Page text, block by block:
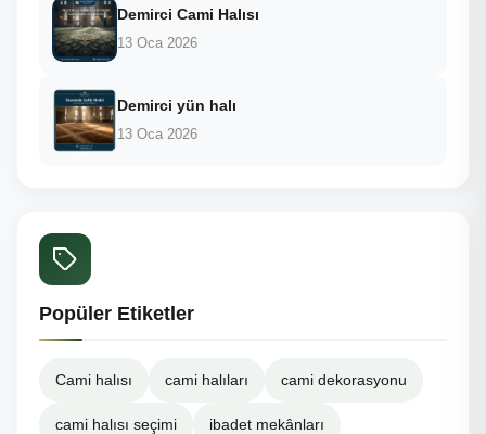
Demirci Cami Halısı
13 Oca 2026
Demirci yün halı
13 Oca 2026
Popüler Etiketler
Cami halısı cami halıları cami dekorasyonu
cami halısı seçimi ibadet mekânları